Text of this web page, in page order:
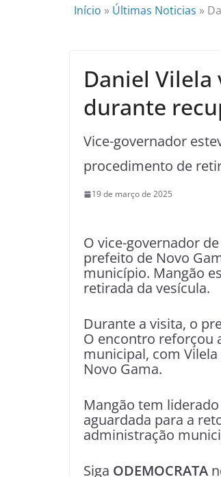
Início » Últimas Noticias »
Daniel
durante
Vice-governador
procedimento de
19 de março de 2025
O vice-governador
prefeito de Novo
município. Mangão
retirada da vesícula.
Durante a visita, o
O encontro reforçou
municipal, com
Novo Gama.
Mangão tem
aguardada para a
administração
Siga ODEMOCRATA